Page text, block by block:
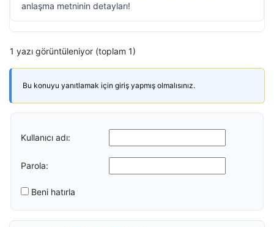
anlaşma metninin detayları!
1 yazı görüntüleniyor (toplam 1)
Bu konuyu yanıtlamak için giriş yapmış olmalısınız.
Kullanıcı adı:
Parola:
Beni hatırla